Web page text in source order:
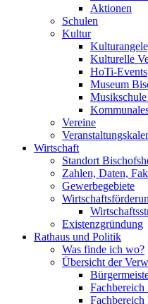
Aktionen
Schulen
Kultur
Kulturelle
HoTi-Events
Museum
Vereine
Wirtschaft
Standort
Zahlen, Daten,
Gewerbegebiete
Existenzgründung
Rathaus und Politik
Was finde ich wo?
Übersicht der
Fachbereich
Fachbereich